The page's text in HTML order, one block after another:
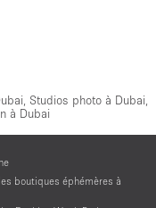
Studios photo à Dubai
à Dubai
boutiques éphémères à